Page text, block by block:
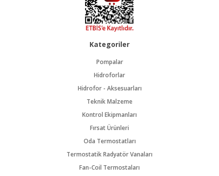
Kategoriler
Pompalar
Hidroforlar
Hidrofor - Aksesuarları
Teknik Malzeme
Kontrol Ekipmanları
Fırsat Ürünleri
Oda Termostatları
Termostatik Radyatör Vanaları
Fan-Coil Termostaları